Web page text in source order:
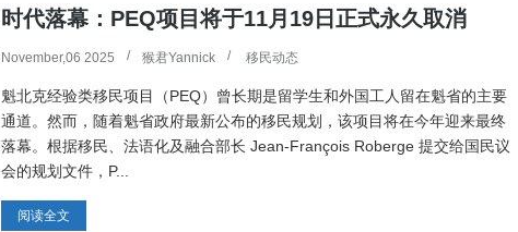
时代落幕：PEQ项目将于11月19日正式永久取消
November,06 2025 猴君Yannick 移民动态
魁北克经验类移民项目（PEQ）曾长期是留学生和外国工人留在魁省的主要
通道。然而，随着魁省政府最新公布的移民规划，该项目将在今年迎来最终
落幕。根据移民、法语化及融合部长 Jean-François Roberge 提交给国民议
会的规划文件，P...
阅读全文